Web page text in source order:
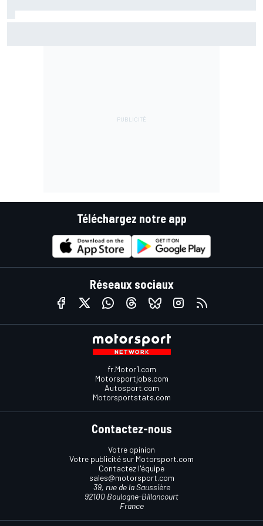
Téléchargez notre app
Réseaux sociaux
fr.Motor1.com
Motorsportjobs.com
Autosport.com
Motorsportstats.com
Contactez-nous
Votre opinion
Votre publicité sur Motorsport.com
Contactez l'équipe
sales@motorsport.com
39, rue de la Saussière
92100 Boulogne-Billancourt
France